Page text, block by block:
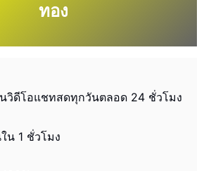
ทอง
วิดีโอแชทสดทุกวันตลอด 24 ชั่วโมง
น 1 ชั่วโมง